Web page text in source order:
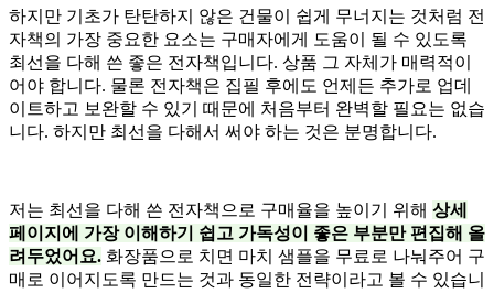
하지만 기초가 탄탄하지 않은 건물이 쉽게 무너지는 것처럼 전
자책의 가장 중요한 요소는 구매자에게 도움이 될 수 있도록
최선을 다해 쓴 좋은 전자책입니다. 상품 그 자체가 매력적이
어야 합니다. 물론 전자책은 집필 후에도 언제든 추가로 업데
이트하고 보완할 수 있기 때문에 처음부터 완벽할 필요는 없습
니다. 하지만 최선을 다해서 써야 하는 것은 분명합니다.
저는 최선을 다해 쓴 전자책으로 구매율을 높이기 위해 상세
페이지에 가장 이해하기 쉽고 가독성이 좋은 부분만 편집해 올
려두었어요. 화장품으로 치면 마치 샘플을 무료로 나눠주어 구
매로 이어지도록 만드는 것과 동일한 전략이라고 볼 수 있습니